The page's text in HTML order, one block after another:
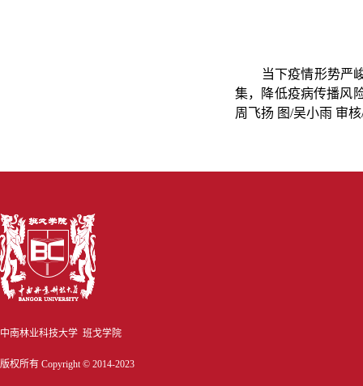
当下疫情形势严峻
集，降低疫病传播风
周飞扬 图/吴小雨 审
中南林业科技大学 班戈学院
版权所有 Copyright © 2014-2023